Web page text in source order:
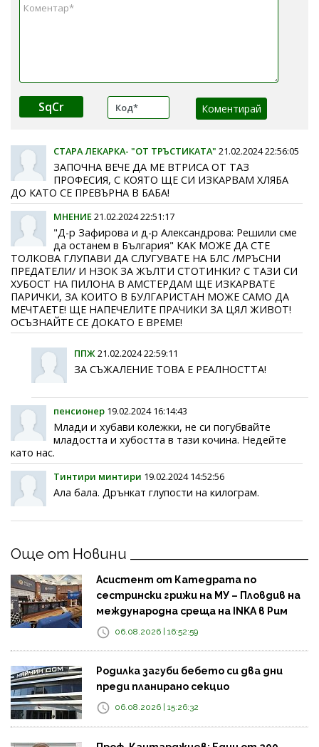
SqCr
СТАРА ЛЕКАРКА- "ОТ ТРЪСТИКАТА" 21.02.2024 22:56:05
ЗАПОЧНА ВЕЧЕ ДА МЕ ВТРИСА ОТ ТАЗ
ПРОФЕСИЯ, С КОЯТО ЩЕ СИ ИЗКАРВАМ ХЛЯБА
ДО КАТО СЕ ПРЕВЪРНА В БАБА!
МНЕНИЕ21.02.2024 22:51:17
"Д-р Зафирова и д-р Александрова: Решили сме
да останем в България" КАК МОЖЕ ДА СТЕ
ТОЛКОВА ГЛУПАВИ ДА СЛУГУВАТЕ НА БЛС /МРЪСНИ
ПРЕДАТЕЛИ/ И НЗОК ЗА ЖЪЛТИ СТОТИНКИ? С ТАЗИ СИ
ХУБОСТ НА ПИЛОНА В АМСТЕРДАМ ЩЕ ИЗКАРВАТЕ
ПАРИЧКИ, ЗА КОИТО В БУЛГАРИСТАН МОЖЕ САМО ДА
МЕЧТАЕТЕ! ЩЕ НАПЕЧЕЛИТЕ ПРАЧИКИ ЗА ЦЯЛ ЖИВОТ!
ОСЪЗНАЙТЕ СЕ ДОКАТО Е ВРЕМЕ!
ППЖ21.02.2024 22:59:11
ЗА СЪЖАЛЕНИЕ ТОВА Е РЕАЛНОСТТА!
пенсионер 19.02.2024 16:14:43
Млади и хубави колежки, не си погубвайте
младостта и хубостта в тази кочина. Недейте
като нас.
Тинтири минтири 19.02.2024 14:52:56
Ала бала. Дрънкат глупости на килограм.
Още от Новини
Асистент от Катедрата по
сестрински грижи на МУ – Пловдив на
международна среща на INKA в Рим
06.08.2026 | 16:52:59
Родилка загуби бебето си два дни
преди планирано секцио
06.08.2026 | 15:26:32